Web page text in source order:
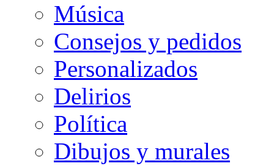
Música
Consejos y pedidos
Personalizados
Delirios
Política
Dibujos y murales